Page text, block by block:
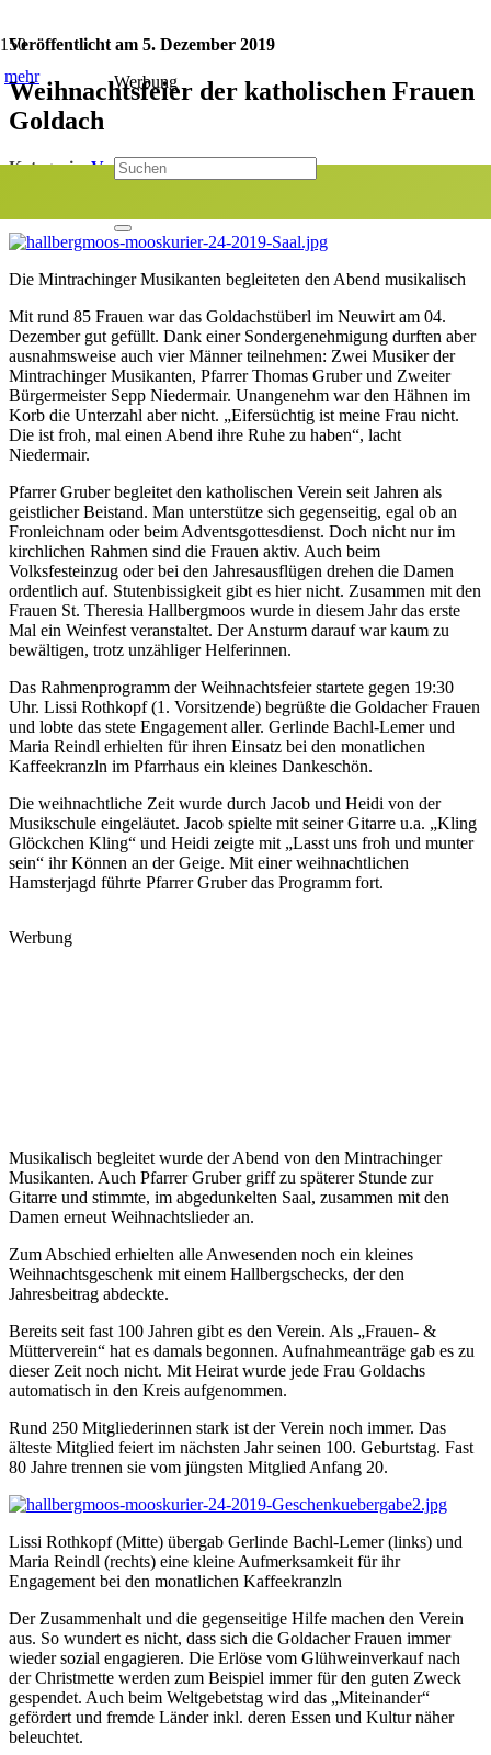
mehr Werbung
Veröffentlicht am 5. Dezember 2019
Weihnachtsfeier der katholischen Frauen
Goldach
Kategorie:Veranstaltungen
Die Mintrachinger Musikanten begleiteten den Abend musikalisch
Mit rund 85 Frauen war das Goldachstüberl im Neuwirt am 04.
Dezember gut gefüllt. Dank einer Sondergenehmigung durften aber
ausnahmsweise auch vier Männer teilnehmen: Zwei Musiker der
Mintrachinger Musikanten, Pfarrer Thomas Gruber und Zweiter
Bürgermeister Sepp Niedermair. Unangenehm war den Hähnen im
Korb die Unterzahl aber nicht. „Eifersüchtig ist meine Frau nicht.
Die ist froh, mal einen Abend ihre Ruhe zu haben“, lacht
Niedermair.
Pfarrer Gruber begleitet den katholischen Verein seit Jahren als
geistlicher Beistand. Man unterstütze sich gegenseitig, egal ob an
Fronleichnam oder beim Adventsgottesdienst. Doch nicht nur im
kirchlichen Rahmen sind die Frauen aktiv. Auch beim
Volksfesteinzug oder bei den Jahresausflügen drehen die Damen
ordentlich auf. Stutenbissigkeit gibt es hier nicht. Zusammen mit den
Frauen St. Theresia Hallbergmoos wurde in diesem Jahr das erste
Mal ein Weinfest veranstaltet. Der Ansturm darauf war kaum zu
bewältigen, trotz unzähliger Helferinnen.
Das Rahmenprogramm der Weihnachtsfeier startete gegen 19:30
Uhr. Lissi Rothkopf (1. Vorsitzende) begrüßte die Goldacher Frauen
und lobte das stete Engagement aller. Gerlinde Bachl-Lemer und
Maria Reindl erhielten für ihren Einsatz bei den monatlichen
Kaffeekranzln im Pfarrhaus ein kleines Dankeschön.
Die weihnachtliche Zeit wurde durch Jacob und Heidi von der
Musikschule eingeläutet. Jacob spielte mit seiner Gitarre u.a. „Kling
Glöckchen Kling“ und Heidi zeigte mit „Lasst uns froh und munter
sein“ ihr Können an der Geige. Mit einer weihnachtlichen
Hamsterjagd führte Pfarrer Gruber das Programm fort.
Werbung
Musikalisch begleitet wurde der Abend von den Mintrachinger
Musikanten. Auch Pfarrer Gruber griff zu späterer Stunde zur
Gitarre und stimmte, im abgedunkelten Saal, zusammen mit den
Damen erneut Weihnachtslieder an.
Zum Abschied erhielten alle Anwesenden noch ein kleines
Weihnachtsgeschenk mit einem Hallbergschecks, der den
Jahresbeitrag abdeckte.
Bereits seit fast 100 Jahren gibt es den Verein. Als „Frauen- &
Mütterverein“ hat es damals begonnen. Aufnahmeanträge gab es zu
dieser Zeit noch nicht. Mit Heirat wurde jede Frau Goldachs
automatisch in den Kreis aufgenommen.
Rund 250 Mitgliederinnen stark ist der Verein noch immer. Das
älteste Mitglied feiert im nächsten Jahr seinen 100. Geburtstag. Fast
80 Jahre trennen sie vom jüngsten Mitglied Anfang 20.
Lissi Rothkopf (Mitte) übergab Gerlinde Bachl-Lemer (links) und
Maria Reindl (rechts) eine kleine Aufmerksamkeit für ihr
Engagement bei den monatlichen Kaffeekranzln
Der Zusammenhalt und die gegenseitige Hilfe machen den Verein
aus. So wundert es nicht, dass sich die Goldacher Frauen immer
wieder sozial engagieren. Die Erlöse vom Glühweinverkauf nach
der Christmette werden zum Beispiel immer für den guten Zweck
gespendet. Auch beim Weltgebetstag wird das „Miteinander“
gefördert und fremde Länder inkl. deren Essen und Kultur näher
beleuchtet.